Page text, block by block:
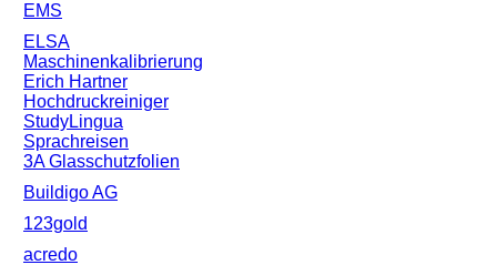
EMS
ELSA
Maschinenkalibrierung
Erich Hartner
Hochdruckreiniger
StudyLingua
Sprachreisen
3A Glasschutzfolien
Buildigo AG
123gold
acredo